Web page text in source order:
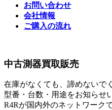
お問い合わせ
会社情報
ご購入の流れ
中古測器買取販売
在庫がなくても、諦めないで
型番・台数・用途をお知らせ
R4Rが国内外のネットワーク